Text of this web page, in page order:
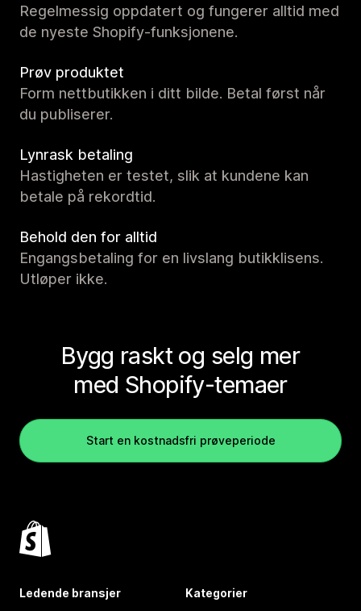
Regelmessig oppdatert og fungerer alltid med
de nyeste Shopify-funksjonene.
Prøv produktet
Form nettbutikken i ditt bilde. Betal først når
du publiserer.
Lynrask betaling
Hastigheten er testet, slik at kundene kan
betale på rekordtid.
Behold den for alltid
Engangsbetaling for en livslang butikklisens.
Utløper ikke.
Bygg raskt og selg mer
med Shopify-temaer
Start en kostnadsfri prøveperiode
Ledende bransjer Kategorier